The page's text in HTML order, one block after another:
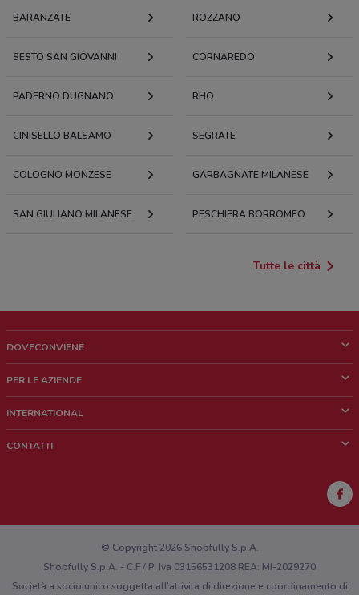
BARANZATE ROZZANO
SESTO SAN GIOVANNI CORNAREDO
PADERNO DUGNANO RHO
CINISELLO BALSAMO SEGRATE
COLOGNO MONZESE GARBAGNATE MILANESE
SAN GIULIANO MILANESE PESCHIERA BORROMEO
Tutte le città
DOVECONVIENE
Chi siamo
Lavora con noi
PER LE AZIENDE
Richieste commerciali e marketing
INTERNATIONAL
CONTATTI
Hai un malfunzionamento sul web o sull'app?
© Copyright 2026 Shopfully S.p.A.
Shopfully S.p.A. - C.F / P. Iva 03156531208 REA: MI-2029270
Società a socio unico soggetta all’attività di direzione e coordinamento di